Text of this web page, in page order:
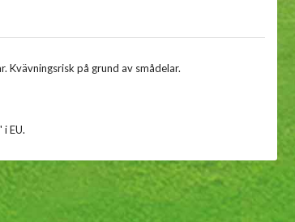
Kvävningsrisk på grund av smådelar.
EU.